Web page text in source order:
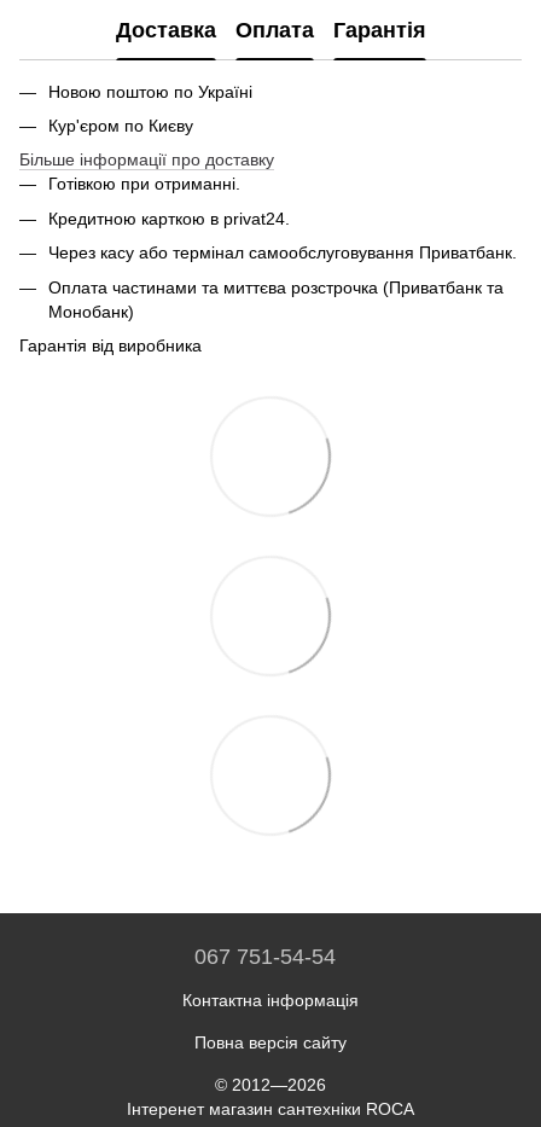
Доставка Оплата Гарантія
Новою поштою по Україні
Кур'єром по Києву
Більше інформації про доставку
Готівкою при отриманні.
Кредитною карткою в privat24.
Через касу або термінал самообслуговування Приватбанк.
Оплата частинами та миттєва розстрочка (Приватбанк та
Монобанк)
Гарантія від виробника
067 751-54-54
Контактна інформація
Повна версія сайту
© 2012—2026
Інтеренет магазин сантехніки ROCA